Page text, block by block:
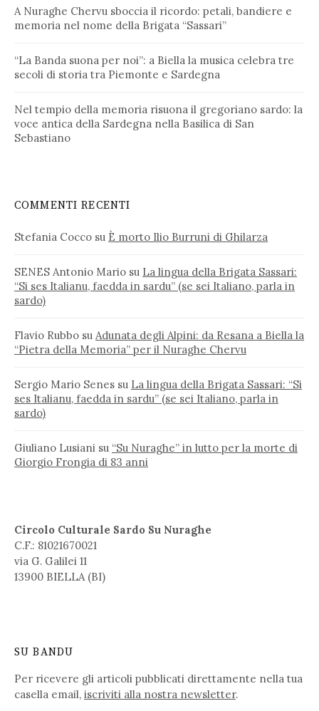
A Nuraghe Chervu sboccia il ricordo: petali, bandiere e
memoria nel nome della Brigata “Sassari”
“La Banda suona per noi”: a Biella la musica celebra tre
secoli di storia tra Piemonte e Sardegna
Nel tempio della memoria risuona il gregoriano sardo: la
voce antica della Sardegna nella Basilica di San
Sebastiano
COMMENTI RECENTI
Stefania Cocco su È morto Ilio Burruni di Ghilarza
SENES Antonio Mario su La lingua della Brigata Sassari:
“Si ses Italianu, faedda in sardu” (se sei Italiano, parla in
sardo)
Flavio Rubbo su Adunata degli Alpini: da Resana a Biella la
“Pietra della Memoria” per il Nuraghe Chervu
Sergio Mario Senes su La lingua della Brigata Sassari: “Si
ses Italianu, faedda in sardu” (se sei Italiano, parla in
sardo)
Giuliano Lusiani su “Su Nuraghe” in lutto per la morte di
Giorgio Frongia di 83 anni
Circolo Culturale Sardo Su Nuraghe
C.F.: 81021670021
via G. Galilei 11
13900 BIELLA (BI)
SU BANDU
Per ricevere gli articoli pubblicati direttamente nella tua
casella email, iscriviti alla nostra newsletter.